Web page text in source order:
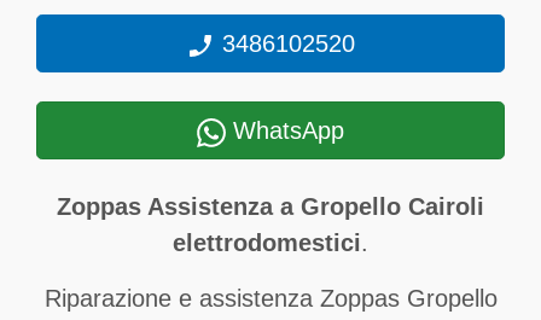
3486102520
WhatsApp
Zoppas Assistenza a Gropello Cairoli
elettrodomestici.
Riparazione e assistenza Zoppas Gropello